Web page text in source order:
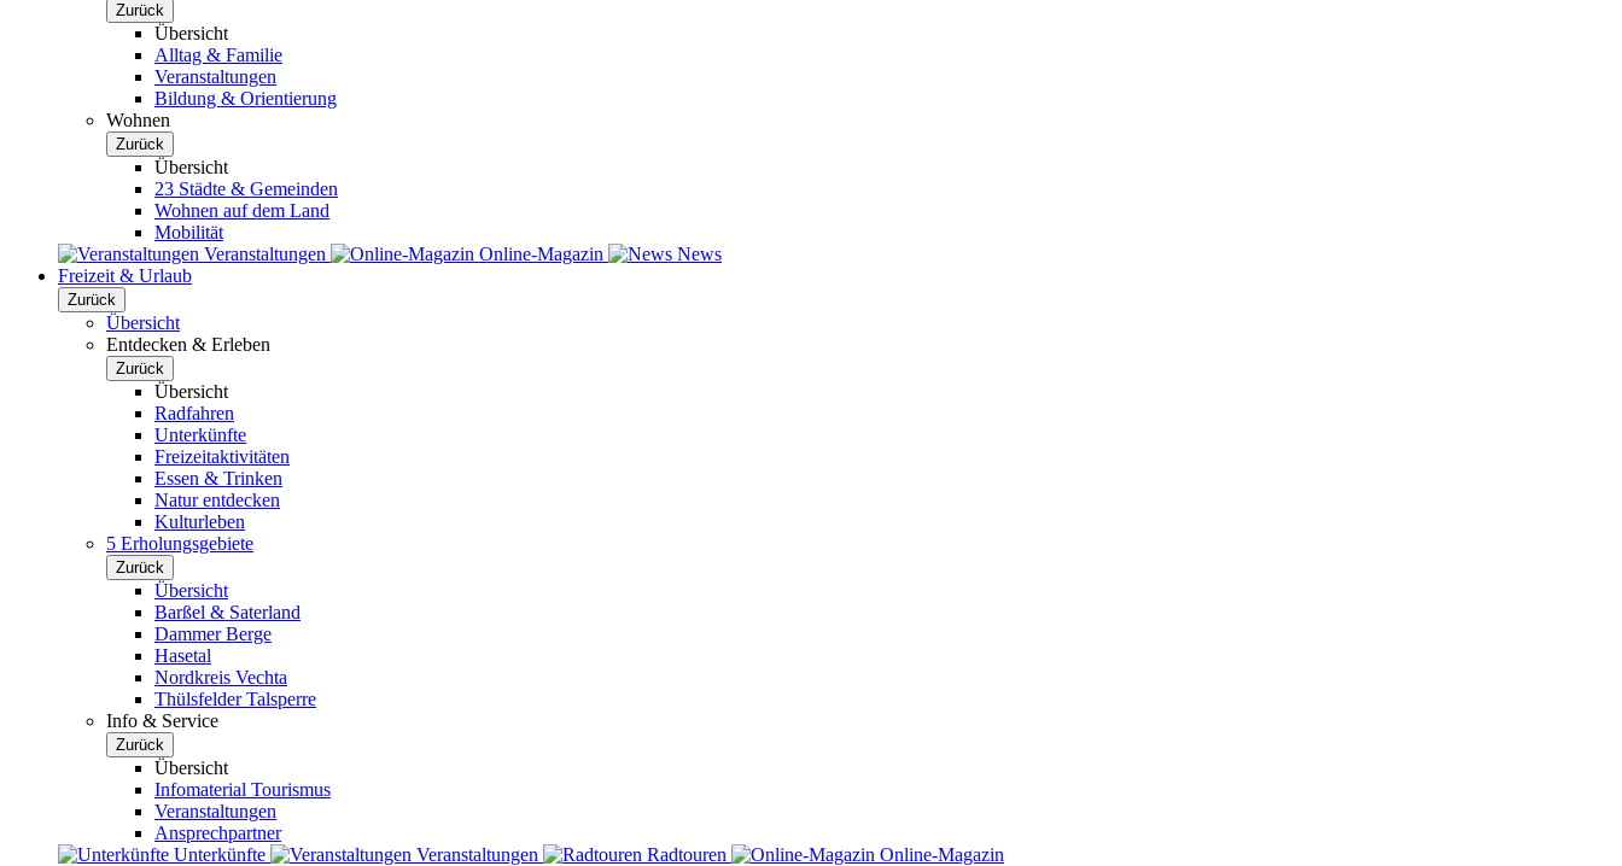
Zurück
Übersicht
Alltag & Familie
Veranstaltungen
Bildung & Orientierung
Wohnen
Zurück
Übersicht
23 Städte & Gemeinden
Wohnen auf dem Land
Mobilität
Veranstaltungen
Online-Magazin
News
Freizeit & Urlaub
Zurück
Übersicht
Entdecken & Erleben
Zurück
Übersicht
Radfahren
Unterkünfte
Freizeitaktivitäten
Essen & Trinken
Natur entdecken
Kulturleben
5 Erholungsgebiete
Zurück
Übersicht
Barßel & Saterland
Dammer Berge
Hasetal
Nordkreis Vechta
Thülsfelder Talsperre
Info & Service
Zurück
Übersicht
Infomaterial Tourismus
Veranstaltungen
Ansprechpartner
Unterkünfte
Veranstaltungen Radtouren Online-Magazin